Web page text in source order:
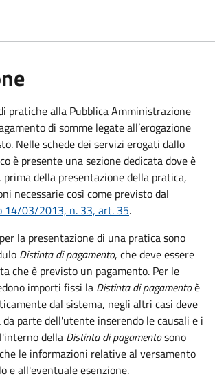
pratiche alla Pubblica Amministrazione
di somme legate all’erogazione
Nelle schede dei servizi erogati dallo
è presente una sezione dedicata dove è
della presentazione della pratica,
necessarie così come previsto dal
14/03/2013, n. 33, art. 35.
la presentazione di una pratica sono
Distinta di pagamento, che deve essere
che è previsto un pagamento. Per le
importi fissi la Distinta di pagamentoè
dal sistema, negli altri casi deve
parte dell'utente inserendo le causali e i
della Distinta di pagamentosono
le informazioni relative al versamento
e all'eventuale esenzione.